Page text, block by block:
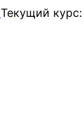
Текущий курс: